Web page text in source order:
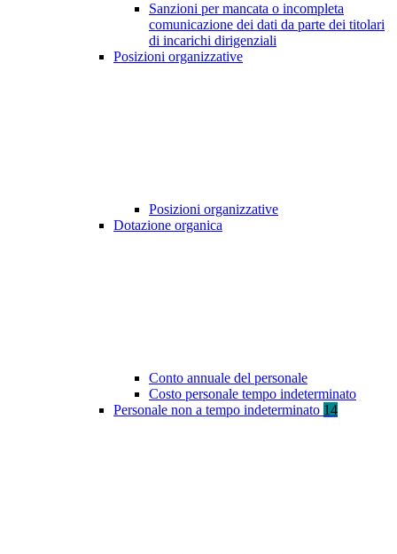
Sanzioni per mancata o incompleta
comunicazione dei dati da parte dei titolari
di incarichi dirigenziali
Posizioni organizzative
Posizioni organizzative
Dotazione organica
Conto annuale del personale
Costo personale tempo indeterminato
Personale non a tempo indeterminato 14